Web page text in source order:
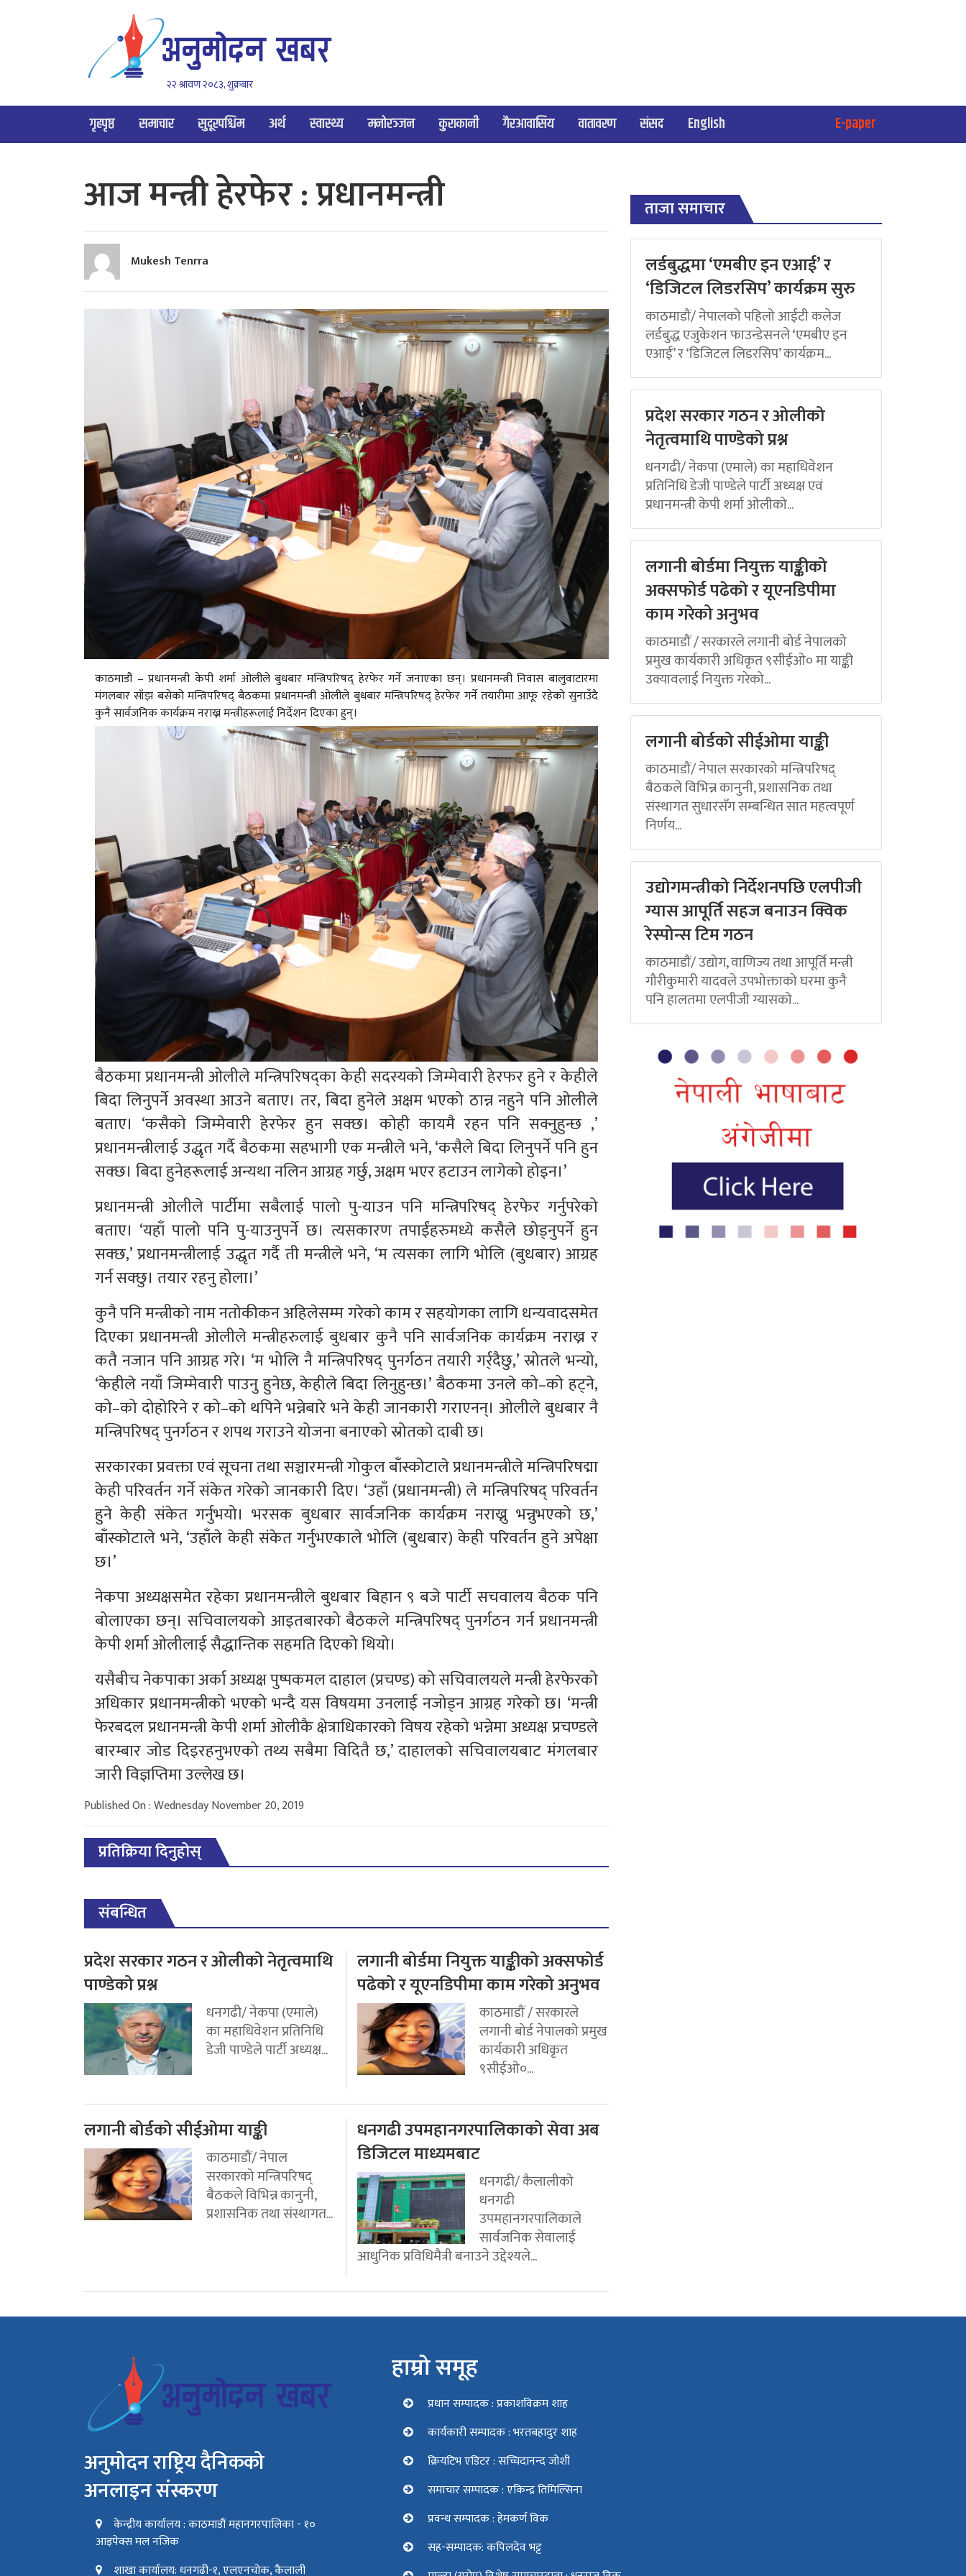
२२ श्रावण २०८३, शुक्रबार
गृहपृष्ठ समाचार सुदूरपश्चिम अर्थ स्वास्थ्य मनोरञ्जन कुराकानी गैरआवासिय वातावरण संसद English E-paper
आज मन्त्री हेरफेर : प्रधानमन्त्री
Mukesh Tenrra
काठमाडौं – प्रधानमन्त्री केपी शर्मा ओलीले बुधबार मन्त्रिपरिषद् हेरफेर गर्ने जनाएका छन्। प्रधानमन्त्री निवास बालुवाटारमा
मंगलबार साँझ बसेको मन्त्रिपरिषद् बैठकमा प्रधानमन्त्री ओलीले बुधबार मन्त्रिपरिषद् हेरफेर गर्ने तयारीमा आफू रहेको सुनाउँदै
कुनै सार्वजनिक कार्यक्रम नराख्न मन्त्रीहरूलाई निर्देशन दिएका हुन्।
बैठकमा प्रधानमन्त्री ओलीले मन्त्रिपरिषद्का केही सदस्यको जिम्मेवारी हेरफर हुने र केहीले
बिदा लिनुपर्ने अवस्था आउने बताए। तर, बिदा हुनेले अक्षम भएको ठान्न नहुने पनि ओलीले
बताए। ‘कसैको जिम्मेवारी हेरफेर हुन सक्छ। कोही कायमै रहन पनि सक्नुहुन्छ ,’
प्रधानमन्त्रीलाई उद्धृत गर्दै बैठकमा सहभागी एक मन्त्रीले भने, ‘कसैले बिदा लिनुपर्ने पनि हुन
सक्छ। बिदा हुनेहरूलाई अन्यथा नलिन आग्रह गर्छु, अक्षम भएर हटाउन लागेको होइन।’
प्रधानमन्त्री ओलीले पार्टीमा सबैलाई पालो पु-याउन पनि मन्त्रिपरिषद् हेरफेर गर्नुपरेको
बताए। ‘यहाँ पालो पनि पु-याउनुपर्ने छ। त्यसकारण तपाईंहरुमध्ये कसैले छोड्नुपर्ने हुन
सक्छ,’ प्रधानमन्त्रीलाई उद्धृत गर्दै ती मन्त्रीले भने, ‘म त्यसका लागि भोलि (बुधबार) आग्रह
गर्न सक्छु। तयार रहनु होला।’
कुनै पनि मन्त्रीको नाम नतोकीकन अहिलेसम्म गरेको काम र सहयोगका लागि धन्यवादसमेत
दिएका प्रधानमन्त्री ओलीले मन्त्रीहरुलाई बुधबार कुनै पनि सार्वजनिक कार्यक्रम नराख्न र
कतै नजान पनि आग्रह गरे। ‘म भोलि नै मन्त्रिपरिषद् पुनर्गठन तयारी गर्र्दैछु,’ स्रोतले भन्यो,
‘केहीले नयाँ जिम्मेवारी पाउनु हुनेछ, केहीले बिदा लिनुहुन्छ।’ बैठकमा उनले को–को हट्ने,
को–को दोहोरिने र को–को थपिने भन्नेबारे भने केही जानकारी गराएनन्। ओलीले बुधबार नै
मन्त्रिपरिषद् पुनर्गठन र शपथ गराउने योजना बनाएको स्रोतको दाबी छ।
सरकारका प्रवक्ता एवं सूचना तथा सञ्चारमन्त्री गोकुल बाँस्कोटाले प्रधानमन्त्रीले मन्त्रिपरिषद्मा
केही परिवर्तन गर्ने संकेत गरेको जानकारी दिए। ‘उहाँ (प्रधानमन्त्री) ले मन्त्रिपरिषद् परिवर्तन
हुने केही संकेत गर्नुभयो। भरसक बुधबार सार्वजनिक कार्यक्रम नराख्नु भन्नुभएको छ,’
बाँस्कोटाले भने, ‘उहाँले केही संकेत गर्नुभएकाले भोलि (बुधबार) केही परिवर्तन हुने अपेक्षा
छ।’
नेकपा अध्यक्षसमेत रहेका प्रधानमन्त्रीले बुधबार बिहान ९ बजे पार्टी सचवालय बैठक पनि
बोलाएका छन्। सचिवालयको आइतबारको बैठकले मन्त्रिपरिषद् पुनर्गठन गर्न प्रधानमन्त्री
केपी शर्मा ओलीलाई सैद्धान्तिक सहमति दिएको थियो।
यसैबीच नेकपाका अर्का अध्यक्ष पुष्पकमल दाहाल (प्रचण्ड) को सचिवालयले मन्त्री हेरफेरको
अधिकार प्रधानमन्त्रीको भएको भन्दै यस विषयमा उनलाई नजोड्न आग्रह गरेको छ। ‘मन्त्री
फेरबदल प्रधानमन्त्री केपी शर्मा ओलीकै क्षेत्राधिकारको विषय रहेको भन्नेमा अध्यक्ष प्रचण्डले
बारम्बार जोड दिइरहनुभएको तथ्य सबैमा विदितै छ,’ दाहालको सचिवालयबाट मंगलबार
जारी विज्ञप्तिमा उल्लेख छ।
Published On : Wednesday November 20, 2019
प्रतिक्रिया दिनुहोस्
संबन्धित
प्रदेश सरकार गठन र ओलीको नेतृत्वमाथि
पाण्डेको प्रश्न
धनगढी/ नेकपा (एमाले)
का महाधिवेशन प्रतिनिधि
डेजी पाण्डेले पार्टी अध्यक्ष...
लगानी बोर्डमा नियुक्त याङ्कीको अक्सफोर्ड
पढेको र यूएनडिपीमा काम गरेको अनुभव
काठमाडौं / सरकारले
लगानी बोर्ड नेपालको प्रमुख
कार्यकारी अधिकृत
९सीईओ०...
लगानी बोर्डको सीईओमा याङ्की
काठमाडौं/ नेपाल
सरकारको मन्त्रिपरिषद्
बैठकले विभिन्न कानुनी,
प्रशासनिक तथा संस्थागत...
धनगढी उपमहानगरपालिकाको सेवा अब
डिजिटल माध्यमबाट
धनगढी/ कैलालीको
धनगढी
उपमहानगरपालिकाले
सार्वजनिक सेवालाई
आधुनिक प्रविधिमैत्री बनाउने उद्देश्यले...
ताजा समाचार
लर्डबुद्धमा ‘एमबीए इन एआई’ र
‘डिजिटल लिडरसिप’ कार्यक्रम सुरु
काठमाडौं/ नेपालको पहिलो आईटी कलेज
लर्डबुद्ध एजुकेशन फाउन्डेसनले ‘एमबीए इन
एआई’ र ‘डिजिटल लिडरसिप’ कार्यक्रम...
प्रदेश सरकार गठन र ओलीको
नेतृत्वमाथि पाण्डेको प्रश्न
धनगढी/ नेकपा (एमाले) का महाधिवेशन
प्रतिनिधि डेजी पाण्डेले पार्टी अध्यक्ष एवं
प्रधानमन्त्री केपी शर्मा ओलीको...
लगानी बोर्डमा नियुक्त याङ्कीको
अक्सफोर्ड पढेको र यूएनडिपीमा
काम गरेको अनुभव
काठमाडौं / सरकारले लगानी बोर्ड नेपालको
प्रमुख कार्यकारी अधिकृत ९सीईओ० मा याङ्की
उक्यावलाई नियुक्त गरेको...
लगानी बोर्डको सीईओमा याङ्की
काठमाडौं/ नेपाल सरकारको मन्त्रिपरिषद्
बैठकले विभिन्न कानुनी, प्रशासनिक तथा
संस्थागत सुधारसँग सम्बन्धित सात महत्वपूर्ण
निर्णय...
उद्योगमन्त्रीको निर्देशनपछि एलपीजी
ग्यास आपूर्ति सहज बनाउन क्विक
रेस्पोन्स टिम गठन
काठमाडौं/ उद्योग, वाणिज्य तथा आपूर्ति मन्त्री
गौरीकुमारी यादवले उपभोक्ताको घरमा कुनै
पनि हालतमा एलपीजी ग्यासको...
अनुमोदन राष्ट्रिय दैनिकको
अनलाइन संस्करण
केन्द्रीय कार्यालय : काठमाडौं महानगरपालिका - १०
आइपेक्स मल नजिक
शाखा कार्यालय: धनगढी-१, एलएनचोक, कैलाली
हाम्रो समूह
प्रधान सम्पादक : प्रकाशविक्रम शाह
कार्यकारी सम्पादक : भरतबहादुर शाह
क्रियटिभ एडिटर : सच्चिदानन्द जोशी
समाचार सम्पादक : एकिन्द्र तिमिल्सिना
प्रवन्ध सम्पादक : हेमकर्ण विक
सह-सम्पादक: कपिलदेव भट्ट